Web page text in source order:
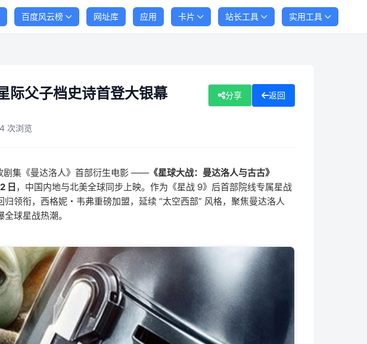
百度风云榜 网址库 应用 卡片 站长工具 实用工具
际父子档史诗首登大银幕 分享 返回
次浏览
剧集《曼达洛人》首部衍生电影 —— 《星球大战：曼达洛人与古古》
日 ，中国内地与北美全球同步上映。作为《星战 9》后首部院线专属星战
领衔，西格妮・韦弗重磅加盟，延续 “太空西部” 风格，聚焦曼达洛人
球星战热潮。